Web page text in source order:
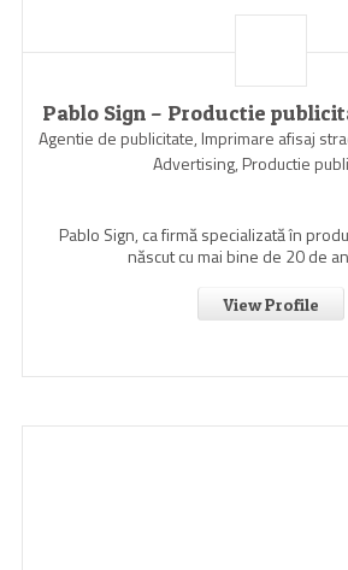
Pablo Sign – Productie
Agentie de publicitate, Imprimare afisaj
Advertising, Productie
Pablo Sign, ca firmă specializată în
născut cu mai bine de 20 de
View Profile